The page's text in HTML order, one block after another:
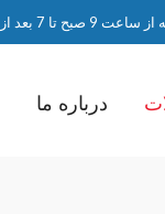
تا 7 بعد از ظهر
درباره ما